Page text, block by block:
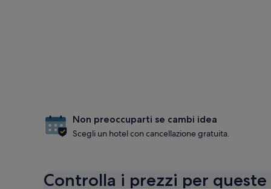
Non preoccuparti se cambi idea
Scegli un hotel con cancellazione gratuita.
Controlla i prezzi per queste